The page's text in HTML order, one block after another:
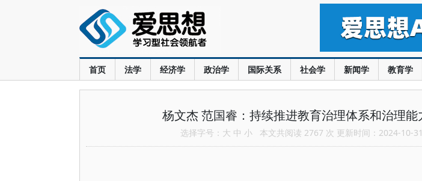
首页 法学 经济学 政治学 国际关系 社会学 新闻学 教育学
杨文杰 范国睿：持续推进教育治理体系和治理能
选择字号： 大 中 小 本文共阅读 2767 次 更新时间：2024-10-